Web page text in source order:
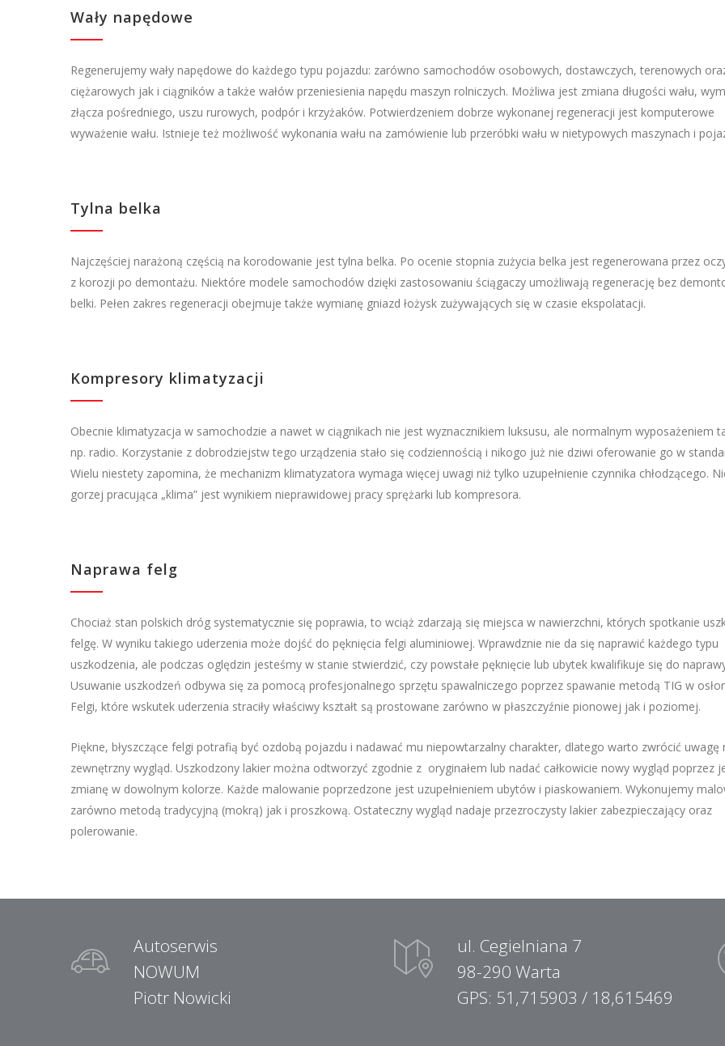
Wały napędowe
Regenerujemy wały napędowe do każdego typu pojazdu: zarówno samochodów osobowych, dostawczych, terenowych
ciężarowych jak i ciągników a także wałów przeniesienia napędu maszyn rolniczych. Możliwa jest zmiana długości wału,
złącza pośredniego, uszu rurowych, podpór i krzyżaków. Potwierdzeniem dobrze wykonanej regeneracji jest komputerowe
wyważenie wału. Istnieje też możliwość wykonania wału na zamówienie lub przeróbki wału w nietypowych maszynach i
Tylna belka
Najczęściej narażoną częścią na korodowanie jest tylna belka. Po ocenie stopnia zużycia belka jest regenerowana przez
z korozji po demontażu. Niektóre modele samochodów dzięki zastosowaniu ściągaczy umożliwają regenerację bez
belki. Pełen zakres regeneracji obejmuje także wymianę gniazd łożysk zużywających się w czasie ekspolatacji.
Kompresory klimatyzacji
Obecnie klimatyzacja w samochodzie a nawet w ciągnikach nie jest wyznacznikiem luksusu, ale normalnym wyposażeniem
np. radio. Korzystanie z dobrodziejstw tego urządzenia stało się codziennością i nikogo już nie dziwi oferowanie go w
Wielu niestety zapomina, że mechanizm klimatyzatora wymaga więcej uwagi niż tylko uzupełnienie czynnika chłodzącego.
gorzej pracująca „klima” jest wynikiem nieprawidowej pracy sprężarki lub kompresora.
Naprawa felg
Chociaż stan polskich dróg systematycznie się poprawia, to wciąż zdarzają się miejsca w nawierzchni, których spotkanie
felgę. W wyniku takiego uderzenia może dojść do pęknięcia felgi aluminiowej. Wprawdznie nie da się naprawić każdego typu
uszkodzenia, ale podczas oględzin jesteśmy w stanie stwierdzić, czy powstałe pęknięcie lub ubytek kwalifikuje się do
Usuwanie uszkodzeń odbywa się za pomocą profesjonalnego sprzętu spawalniczego poprzez spawanie metodą TIG w
Felgi, które wskutek uderzenia straciły właściwy kształt są prostowane zarówno w płaszczyźnie pionowej jak i poziomej.
Piękne, błyszczące felgi potrafią być ozdobą pojazdu i nadawać mu niepowtarzalny charakter, dlatego warto zwrócić uwagę
zewnętrzny wygląd. Uszkodzony lakier można odtworzyć zgodnie z oryginałem lub nadać całkowicie nowy wygląd poprzez
zmianę w dowolnym kolorze. Każde malowanie poprzedzone jest uzupełnieniem ubytów i piaskowaniem. Wykonujemy
zarówno metodą tradycyjną (mokrą) jak i proszkową. Ostateczny wygląd nadaje przezroczysty lakier zabezpieczający oraz
polerowanie.
Autoserwis
NOWUM
Piotr Nowicki
ul. Cegielniana 7
98-290 Warta
GPS: 51,715903 / 18,615469